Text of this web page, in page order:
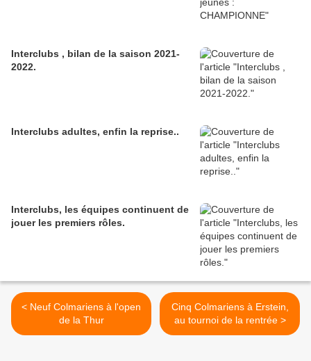
Interclubs , bilan de la saison 2021-
2022.
Interclubs adultes, enfin la reprise..
Interclubs, les équipes continuent de
jouer les premiers rôles.
< Neuf Colmariens à l'open
de la Thur
Cinq Colmariens à Erstein,
au tournoi de la rentrée >